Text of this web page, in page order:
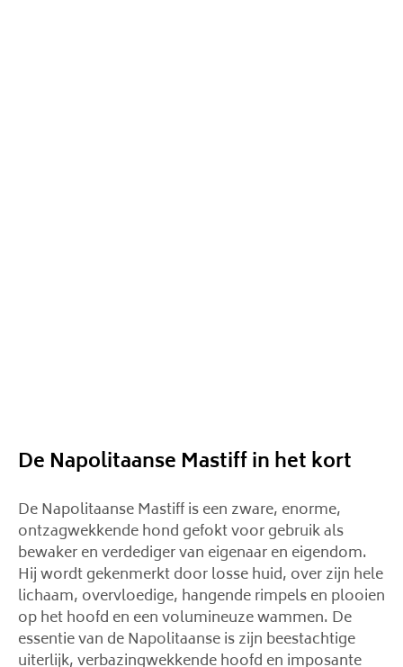
De Napolitaanse Mastiff in het kort
De Napolitaanse Mastiff is een zware, enorme,
ontzagwekkende hond gefokt voor gebruik als
bewaker en verdediger van eigenaar en eigendom.
Hij wordt gekenmerkt door losse huid, over zijn hele
lichaam, overvloedige, hangende rimpels en plooien
op het hoofd en een volumineuze wammen. De
essentie van de Napolitaanse is zijn beestachtige
uiterlijk, verbazingwekkende hoofd en imposante